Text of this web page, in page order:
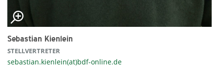
Sebastian Kienlein
STELLVERTRETER
sebastian.kienlein(at)bdf-online.de